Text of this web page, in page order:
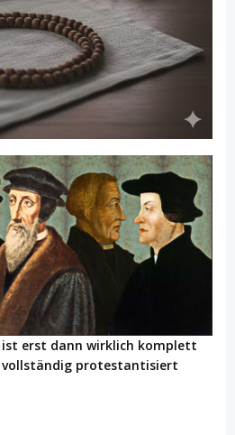
ist erst dann wirklich komplett
vollständig protestantisiert